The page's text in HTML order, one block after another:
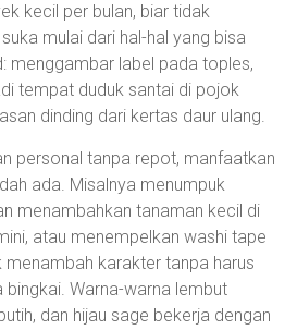
kecil per bulan, biar tidak
mulai dari hal-hal yang bisa
menggambar label pada toples,
tempat duduk santai di pojok
dinding dari kertas daur ulang.
personal tanpa repot, manfaatkan
ada. Misalnya menumpuk
menambahkan tanaman kecil di
atau menempelkan washi tape
karakter tanpa harus
Warna-warna lembut
dan hijau sage bekerja dengan